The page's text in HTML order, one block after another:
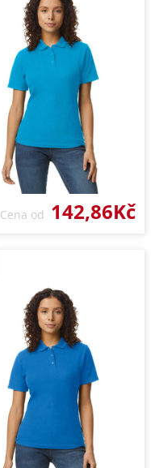
Cena od 142,86Kč